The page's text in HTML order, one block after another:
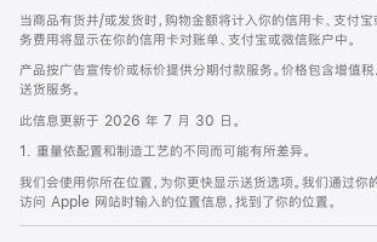
当商品有货并/或发货时，购物金额将计入你的信用卡、支付
务费用将显示在你的信用卡对账单、支付宝或微信账户中。
产品按广告宣传价或标价提供分期付款服务。价格包含增值
送货服务。
此信息更新于 2026 年 7 月 30 日。
1. 重量依配置和制造工艺的不同而可能有所差异。
我们会使用你所在位置，为你更快显示送货选项。我们通过你
访问 Apple 网站时输入的位置信息，找到了你的位置。